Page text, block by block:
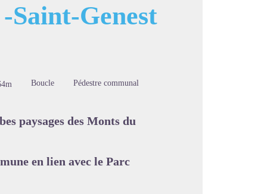
Saint-Genest
Boucle Pédestre communal
paysages des Monts du
en lien avec le Parc